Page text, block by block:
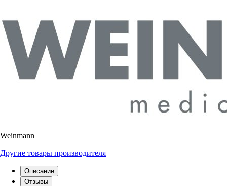
Weinmann
Другие товары производителя
Описание
Отзывы